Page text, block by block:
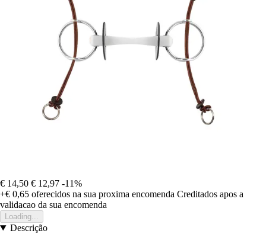
€ 14,50 € 12,97 -11%
+€ 0,65 oferecidos na sua proxima encomenda Creditados apos a
validacao da sua encomenda
Loading...
Descrição